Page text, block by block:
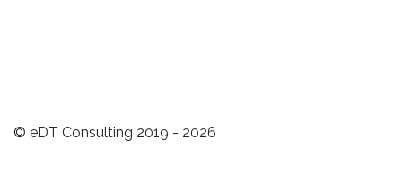
© eDT Consulting 2019 - 2026